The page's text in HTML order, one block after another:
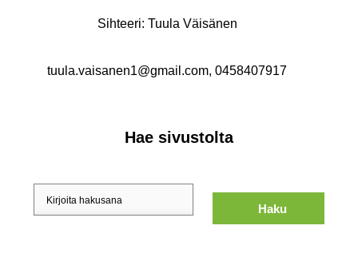
Sihteeri: Tuula Väisänen
tuula.vaisanen1@gmail.com, 0458407917
Hae sivustolta